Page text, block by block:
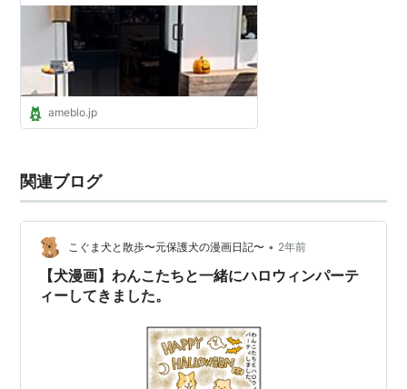
ameblo.jp
関連ブログ
こぐま犬と散歩〜元保護犬の漫画日記〜 • 2年前
【犬漫画】わんこたちと一緒にハロウィンパーテ
ィーしてきました。